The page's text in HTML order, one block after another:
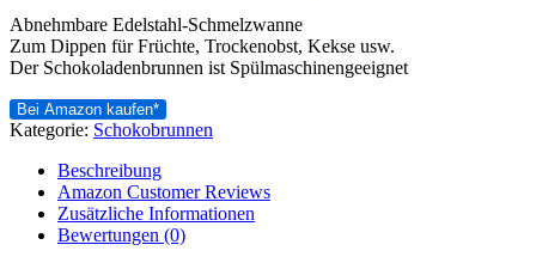
Abnehmbare Edelstahl-Schmelzwanne
Zum Dippen für Früchte, Trockenobst, Kekse usw.
Der Schokoladenbrunnen ist Spülmaschinengeeignet
Bei Amazon kaufen*
Kategorie: Schokobrunnen
Beschreibung
Amazon Customer Reviews
Zusätzliche Informationen
Bewertungen (0)